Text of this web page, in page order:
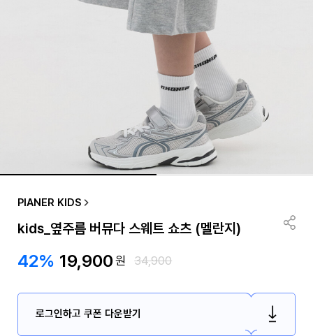
PIANER KIDS
kids_옆주름 버뮤다 스웨트 쇼츠 (멜란지)
42% 19,900원 34,900
로그인하고 쿠폰 다운받기